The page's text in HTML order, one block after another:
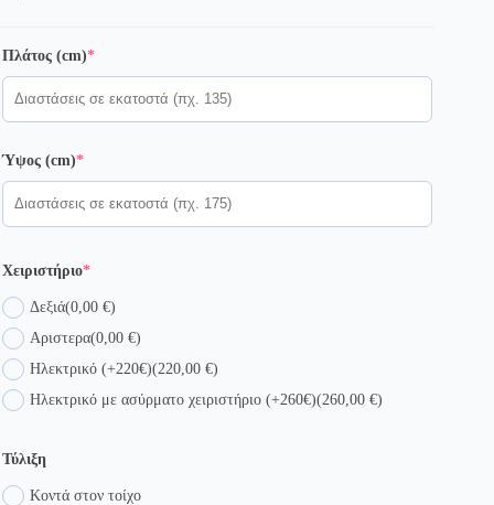
Πλάτος (cm)*(required)
Ύψος (cm)*(required)
Χειριστήριο*(required)
Δεξιά(0,00 €)
Αριστερα(0,00 €)
Ηλεκτρικό (+220€)(220,00 €)
Ηλεκτρικό με ασύρματο χειριστήριο (+260€)(260,00 €)
Τύλιξη
Κοντά στον τοίχο